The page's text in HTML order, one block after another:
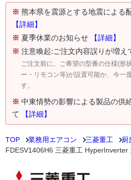
※ 熊本県を震源とする地震による
【詳細】
※ 夏季休業のお知らせ
【詳細】
※ 注意喚起:ご注文内容誤りが増え
ご注文前に、ご希望の型番の仕様(形
ー・リモコン等)が設置可能か、今一
す。
※ 中東情勢の影響による製品の供
て
【詳細】
TOP 業務用エアコン 三菱重工
厨
FDESV1406H6 三菱重工